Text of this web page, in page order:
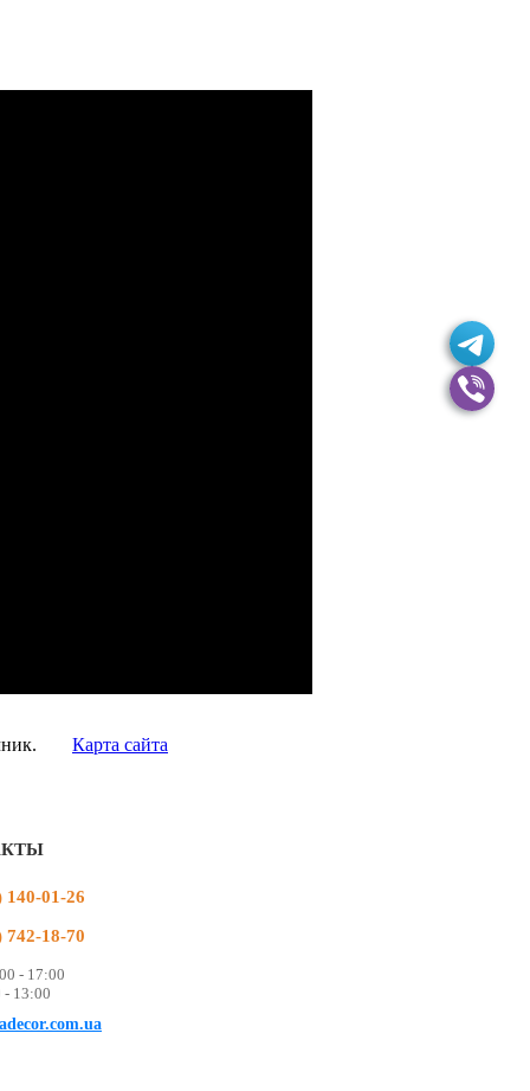
Карта сайта
140-01-26
742-18-70
- 17:00
13:00